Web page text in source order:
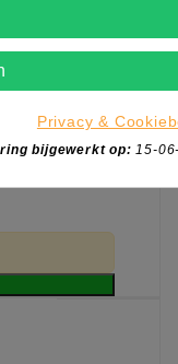
ROOD
Privacy &
bijgewerkt op: 15-